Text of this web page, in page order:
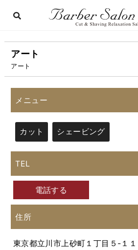
アート
アート
メニュー
カット シェービング
TEL
電話する
住所
東京都立川市上砂町１丁目５-１１